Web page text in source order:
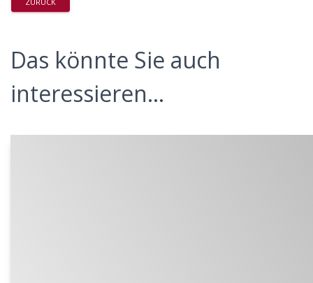
Das könnte Sie auch
interessieren...